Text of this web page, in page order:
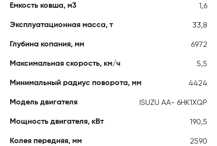
Емкость ковша, м3 1,6
Эксплуатационная масса, т 33,8
Глубина копания, мм 6972
Максимальная скорость, км/ч 5,5
Минимальный радиус поворота, мм 4424
Модель двигателя ISUZU AA- 6HK1XQP
Мощность двигателя, кВт 190,5
Колея передняя, мм 2590